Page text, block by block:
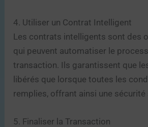
4. Utiliser un Contrat Intelligent
Les contrats intelligents sont des
qui peuvent automatiser le
transaction. Ils garantissent que
libérés que lorsque toutes les
remplies, offrant ainsi une
5. Finaliser la Transaction